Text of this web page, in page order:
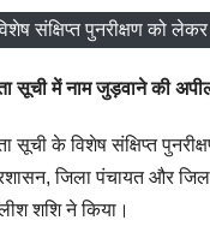
संक्षिप्त पुनरीक्षण को
सूची में नाम जुड़वाने की
सूची के विशेष संक्षिप्त
जिला पंचायत और
शशि ने किया।